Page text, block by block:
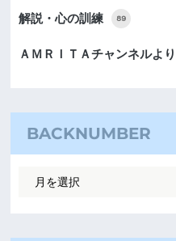
解説・心の訓練 89
ＡＭＲＩＴＡチャンネルより
BACKNUMBER